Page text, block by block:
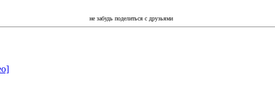
не забудь поделиться с друзьями